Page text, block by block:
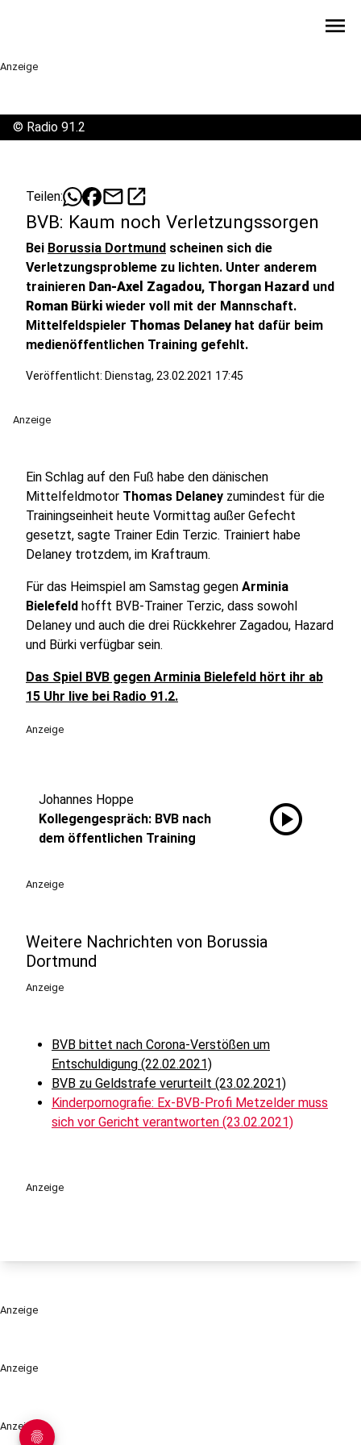
menu
Anzeige
Anzeige
Anzeige
© Radio 91.2
Teilen: mailopen_in_new
BVB: Kaum noch Verletzungssorgen
Bei Borussia Dortmund scheinen sich die
Verletzungsprobleme zu lichten. Unter anderem
trainieren Dan-Axel Zagadou, Thorgan Hazard und
Roman Bürki wieder voll mit der Mannschaft.
Mittelfeldspieler Thomas Delaney hat dafür beim
medienöffentlichen Training gefehlt.
Veröffentlicht: Dienstag, 23.02.2021 17:45
Anzeige
Ein Schlag auf den Fuß habe den dänischen
Mittelfeldmotor Thomas Delaney zumindest für die
Trainingseinheit heute Vormittag außer Gefecht
gesetzt, sagte Trainer Edin Terzic. Trainiert habe
Delaney trotzdem, im Kraftraum.
Für das Heimspiel am Samstag gegen Arminia
Bielefeld hofft BVB-Trainer Terzic, dass sowohl
Delaney und auch die drei Rückkehrer Zagadou, Hazard
und Bürki verfügbar sein.
Das Spiel BVB gegen Arminia Bielefeld hört ihr ab
15 Uhr live bei Radio 91.2.
Anzeige
Johannes Hoppe
Kollegengespräch: BVB nach
dem öffentlichen Training
play_circle
Anzeige
Weitere Nachrichten von Borussia
Dortmund
Anzeige
BVB bittet nach Corona-Verstößen um
Entschuldigung (22.02.2021)
BVB zu Geldstrafe verurteilt (23.02.2021)
Kinderpornografie: Ex-BVB-Profi Metzelder muss
sich vor Gericht verantworten (23.02.2021)
Anzeige
Anzeige